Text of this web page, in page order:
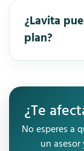
¿Lavita
plan?
¿Te
No esperes a
un